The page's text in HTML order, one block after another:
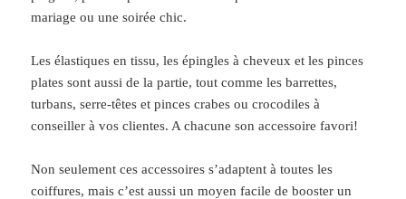
mariage ou une soirée chic.
Les élastiques en tissu, les épingles à cheveux et les pinces
plates sont aussi de la partie, tout comme les barrettes,
turbans, serre-têtes et pinces crabes ou crocodiles à
conseiller à vos clientes. A chacune son accessoire favori!
Non seulement ces accessoires s’adaptent à toutes les
coiffures, mais c’est aussi un moyen facile de booster un